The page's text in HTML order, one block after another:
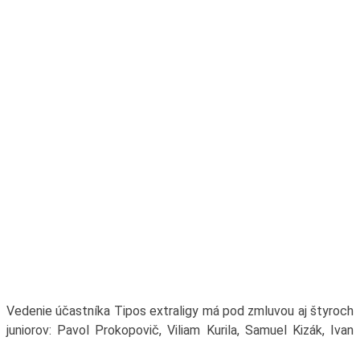
Vedenie účastníka Tipos extraligy má pod zmluvou aj štyroch
juniorov: Pavol Prokopovič, Viliam Kurila, Samuel Kizák, Ivan